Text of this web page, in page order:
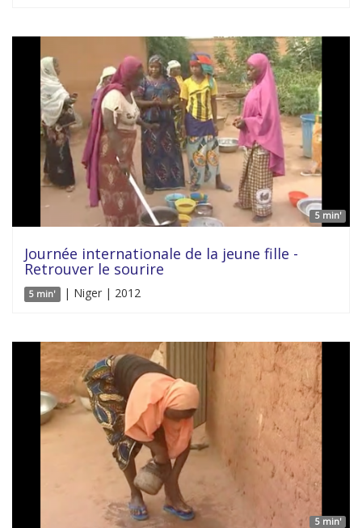
5 min'
Journée internationale de la jeune fille -
Retrouver le sourire
5 min' | Niger | 2012
5 min'